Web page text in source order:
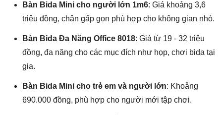
Bàn Bida Mini cho người lớn 1m6: Giá khoảng 3,6
triệu đồng, chân gấp gọn phù hợp cho không gian nhỏ.
Bàn Bida Đa Năng Office 8018: Giá từ 19 - 32 triệu
đồng, đa năng cho các mục đích như họp, chơi bida tại
gia.
Bàn Bida Mini cho trẻ em và người lớn: Khoảng
690.000 đồng, phù hợp cho người mới tập chơi.